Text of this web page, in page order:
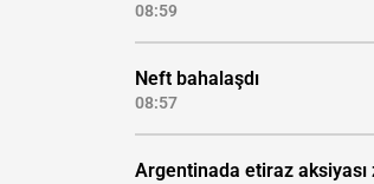
08:59
Neft bahalaşdı
08:57
Argentinada etiraz aksiyası